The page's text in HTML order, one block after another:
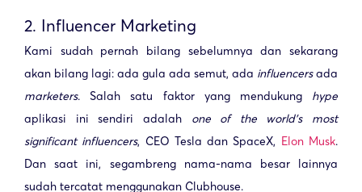
2. Influencer Marketing
Kami sudah pernah bilang sebelumnya dan sekarang
akan bilang lagi: ada gula ada semut, ada influencersada
marketers. Salah satu faktor yang mendukung hype
aplikasi ini sendiri adalah one of the world’s most
significant influencers, CEO Tesla dan SpaceX, Elon Musk.
Dan saat ini, segambreng nama-nama besar lainnya
sudah tercatat menggunakan Clubhouse.